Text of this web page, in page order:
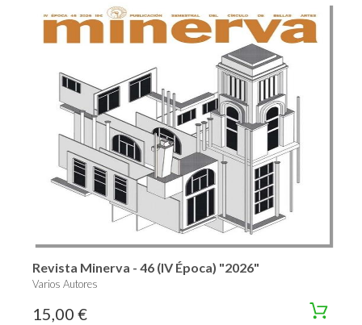
Revista Minerva - 46 (IV Época) "2026"
Varios Autores
15,00 €